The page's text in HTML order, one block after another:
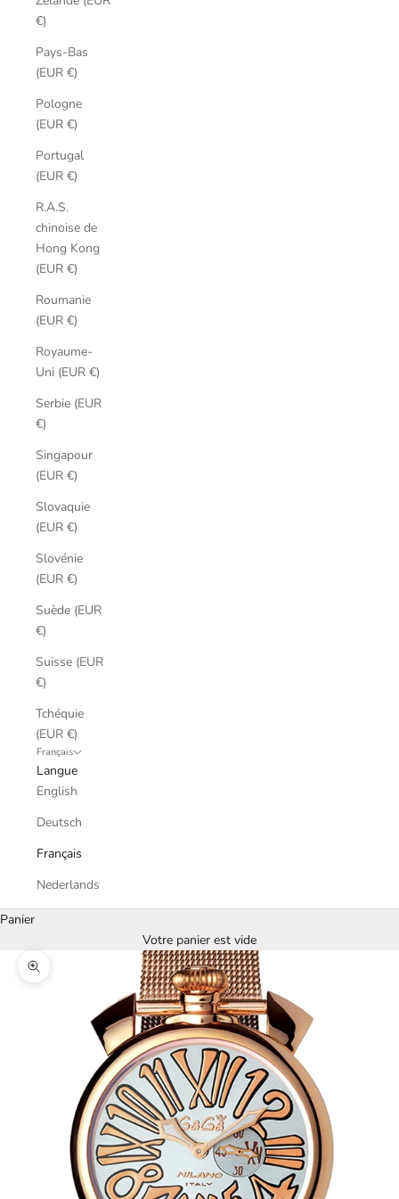
€)
Pays-Bas
(EUR €)
Pologne
(EUR €)
Portugal
(EUR €)
R.A.S.
chinoise de
Hong Kong
(EUR €)
Roumanie
(EUR €)
Royaume-
Uni (EUR €)
Serbie (EUR
€)
Singapour
(EUR €)
Slovaquie
(EUR €)
Slovénie
(EUR €)
Suède (EUR
€)
Suisse (EUR
€)
Tchéquie
(EUR €)
Français
Langue
English
Deutsch
Français
Nederlands
Panier
Votre panier est vide
Zoomer sur l'image